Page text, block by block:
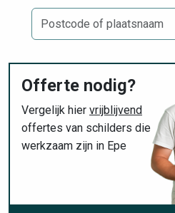
Offerte nodig?
Vergelijk hier vrijblijvend
offertes van schilders die
werkzaam zijn in Epe